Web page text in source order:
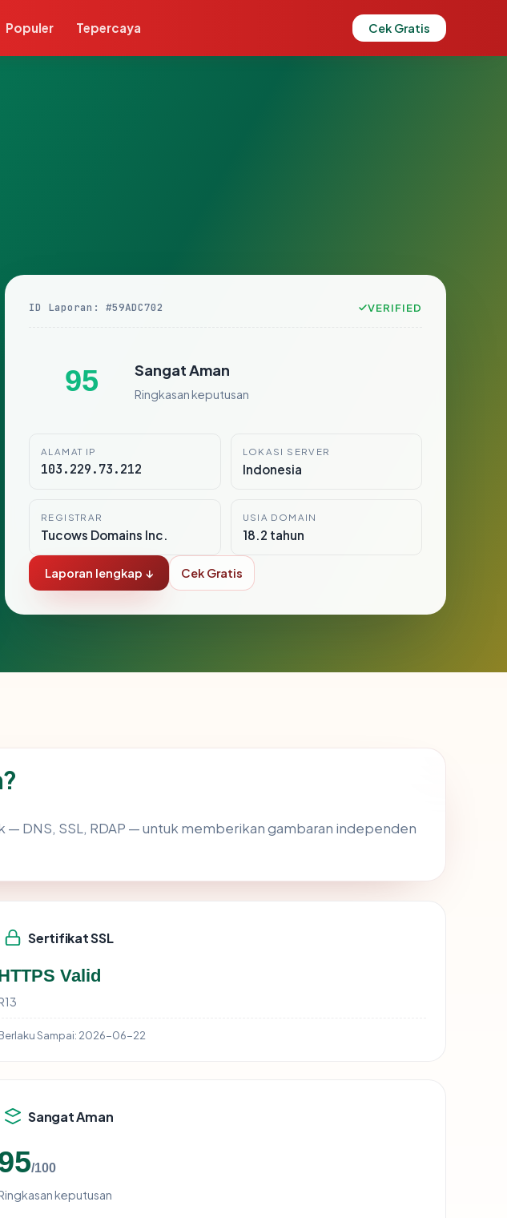
Populer Tepercaya Cek Gratis
ID Laporan: #59ADC702 VERIFIED
95 Sangat Aman
Ringkasan keputusan
ALAMAT IP
103.229.73.212
LOKASI SERVER
Indonesia
REGISTRAR
Tucows Domains Inc.
USIA DOMAIN
18.2 tahun
Laporan lengkap ↓ Cek Gratis
DNS, SSL, RDAP — untuk memberikan gambaran independen
Sertifikat SSL
Valid
Sampai: 2026-06-22
Sangat Aman
/100
keputusan